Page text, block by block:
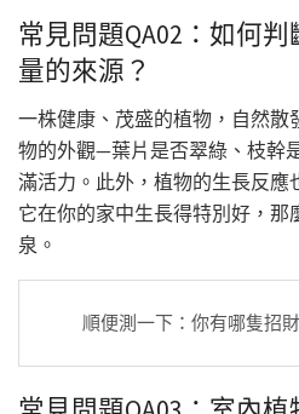
常見問題QA02：如何
量的來源？
一株健康、茂盛的植物，自然散
物的外觀—葉片是否翠綠、枝幹
滿活力。此外，植物的生長反應
它在你的家中生長得特別好，那
泉。
順便測一下：你有哪隻招